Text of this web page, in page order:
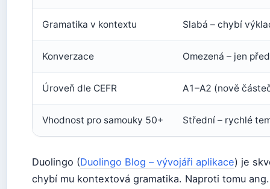
Gramatika v kontextu Slabá – chybí
Konverzace Omezená – jen
Úroveň dle CEFR A1–A2 (nově
Vhodnost pro samouky 50+ Střední – rychlé
Duolingo (Duolingo Blog – vývojáři aplikace) je
chybí mu kontextová gramatika. Naproti tomu